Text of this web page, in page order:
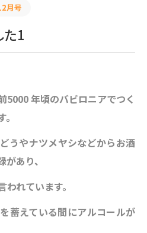
月号
た1
5000 年頃のバビロニアでつく
うやナツメヤシなどからお酒
あり、
れています。
蓄えている間にアルコールが